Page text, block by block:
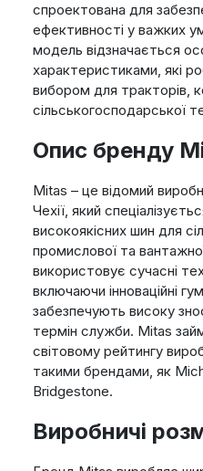
спроектована для
ефективності у важких
модель відзначається
характеристиками, які
вибором для тракторів,
сільськогосподарської
Опис бренду
Mitas – це відомий
Чехії, який
високоякісних шин для
промислової та
використовує сучасні
включаючи інноваційні
забезпечують високу
термін служби. Mitas
світовому рейтингу
такими брендами, як
Bridgestone.
Виробничі